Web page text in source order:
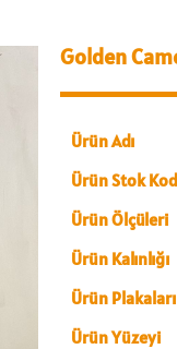
Golden
Ürün Adı
Ürün Stok
Ürün Ölçüleri
Ürün Kalınlığı
Ürün Plakaları
Ürün Yüzeyi